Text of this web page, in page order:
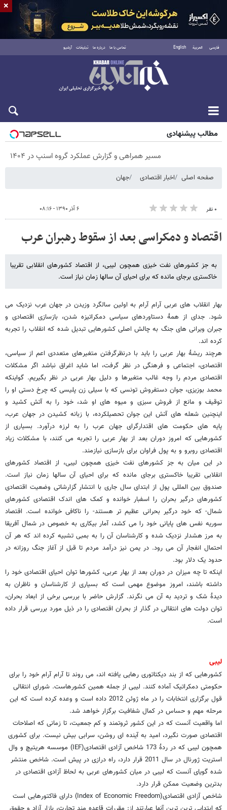
فارسی العربية English تماس با ما درباره ما تبلیغات آرشیو
جمعه ۱۶ مرداد ۱۴۰۵
مطالب پیشنهادی
مسیر همراهی و گزارش عملکرد گروه اسنپ در ۱۴۰۴
صفحه اصلی اخبار اقتصادی جهان
۰ نفر ۶ آذر ۱۳۹۰ - ۰۸:۱۶
اقتصاد و دمکراسی بعد از سقوط رهبران عرب
به جز کشورهای نفت خیزی همچون لیبی، از اقتصاد کشورهای انقلابی تقریبا
خاکستری برجای مانده که برای احیای آن سالها زمان نیاز است.
بهار انقلاب های عربی آرام آرام به اولین سالگرد وزیدن در جهان عرب نزدیک می
شود. جدای از همۀ دستاوردهای سیاسی دمکراتیزه شدن، بازسازی اقتصادی و
جبران ویرانی های جنگ به چالش اصلی کشورهایی تبدیل شده که انقلاب را تجربه
کرده اند.
هرچند ریشۀ بهار عربی را باید با درنظرگرفتن متغیرهای متعددی اعم از سیاسی،
اقتصادی، اجتماعی و فرهنگی در نظر گرفت، اما شاید اغراق نباشد اگر مشکلات
اقتصادی مردم را وجه غالب متغیرها و دلیل بهار عربی در نظر بگیریم. گواینکه
محمد بوزیزی، جوان دستفروش تونسی که با سیلی زن پلیسی که چرخ دستی او را
توقیف و مانع از فروش سبزی و میوه های او شد، خود را به آتش کشید و
اینچنین شعله های آتش این جوان تحصیلکرده، با زبانه کشیدن در جهان عرب،
پایه های حکومت های اقتدارگرای جهان عرب را به لرزه درآورد. بسیاری از
کشورهایی که امروز دوران بعد از بهار عربی را تجربه می کنند، با مشکلات زیاد
اقتصادی روبرو و به پول فراوان برای بازسازی نیازمند.
در این میان به جز کشورهای نفت خیزی همچون لیبی، از اقتصاد کشورهای
انقلابی تقریبا خاکستری برجای مانده که برای احیای آن سالها زمان نیاز است.
صندوق بین المللی پول از ابتدای سال جاری با انتشار گزارشاتی وضعیت اقتصادی
کشورهای درگیر بحران را اسفبار خوانده و کمک های اندک اقتصادی کشورهای
شمال- که خود درگیر بحرانی عظیم تر هستند- را ناکافی خوانده است. اقتصاد
سوریه نفس های پایانی خود را می کشد، آمار بیکاری به خصوص در شمال آفریقا
به مرز هشدار نزدیک شده و کارشناسان آن را به بمبی تشبیه کرده اند که هر آن
احتمال انفجار آن می رود. در یمن نیز درآمد مردم تا قبل از آغاز جنگ روزانه در
حدود یک دلار بود.
اینکه تا چه میزان در دوران بعد از بهار عربی، کشورها توان احیای اقتصادی خود را
داشته باشند، امروز موضوع مهمی است که بسیاری از کارشناسان و ناظران به
دیدۀ شک و تردید به آن می نگرند. گزارش حاضر با بررسی برخی از ابعاد بحران،
توان دولت های انتقالی در گذار از بحران اقتصادی را در ذیل مورد بررسی قرار داده
است.
لیبی
کشورهایی که از بند دیکتاتوری رهایی یافته اند، می روند تا آرام آرام خود را برای
حکومتی دمکراتیک آماده کنند. لیبی از جمله همین کشورهاست. شورای انتقالی
قول برگزاری انتخابات را در ماه ژوئن 2012 داده است و وعده کرده است که این
مرحله مهم و حساس در کمال شفافیت برگزار خواهد شد.
اما واقعیت آنست که در این کشور ثروتمند و کم جمعیت، تا زمانی که اصلاحات
اقتصادی صورت نگیرد، امید به آینده ای روشن، سرابی بیش نیست. برای کشوری
همچون لیبی که در ردۀ 173 شاخص آزادی اقتصادی(IEF) موسسه هریتیچ و وال
استریت ژورنال در سال 2011 قرار دارد، راه درازی در پیش است. شاخص منتشر
شده گویای آنست که لیبی در میان کشورهای عربی به لحاظ آزادی اقتصادی در
بدترین وضعیت ممکن قرار دارد.
شاخص آزادی اقتصادی(Index of Economic Freedom) دارای فاکتورهایی است
×